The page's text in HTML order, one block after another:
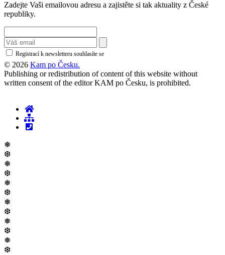
Zadejte Vaši emailovou adresu a zajistěte si tak aktuality z České
republiky.
Registrací k newsletteru souhlasíte se
© 2026 Kam po Česku.
Publishing or redistribution of content of this website without
written consent of the editor KAM po Česku, is prohibited.
❅
❆
❅
❆
❅
❆
❅
❆
❅
❆
❅
❆